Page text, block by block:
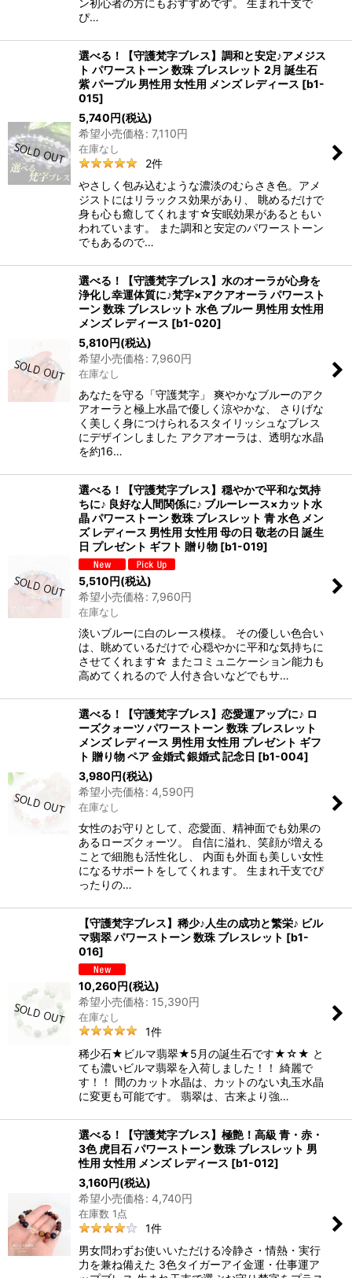
ン初心者の方にもおすすめです。 生まれ干支で
ぴ…
選べる！【守護梵字ブレス】調和と安定♪アメジス
ト パワーストーン 数珠 ブレスレット 2月 誕生石
紫 パープル 男性用 女性用 メンズ レディース [b1-
015]
5,740円(税込)
希望小売価格: 7,110円
在庫なし
2件
やさしく包み込むような濃淡のむらさき色。アメ
ジストにはリラックス効果があり、 眺めるだけで
身も心も癒してくれます☆安眠効果があるともい
われています。 また調和と安定のパワーストーン
でもあるので…
選べる！【守護梵字ブレス】水のオーラが心身を
浄化し幸運体質に♪梵字×アクアオーラ パワースト
ーン 数珠 ブレスレット 水色 ブルー 男性用 女性用
メンズ レディース [b1-020]
5,810円(税込)
希望小売価格: 7,960円
在庫なし
あなたを守る「守護梵字」 爽やかなブルーのアク
アオーラと極上水晶で優しく涼やかな、 さりげな
く美しく身につけられるスタイリッシュなブレス
にデザインしました アクアオーラは、透明な水晶
を約16…
選べる！【守護梵字ブレス】穏やかで平和な気持
ちに♪ 良好な人間関係に♪ ブルーレース×カット水
晶 パワーストーン 数珠 ブレスレット 青 水色 メン
ズ レディース 男性用 女性用 母の日 敬老の日 誕生
日 プレゼント ギフト 贈り物 [b1-019]
5,510円(税込)
希望小売価格: 7,960円
在庫なし
淡いブルーに白のレース模様。 その優しい色合い
は、眺めているだけで 心穏やかに平和な気持ちに
させてくれます☆ またコミュニケーション能力も
高めてくれるので 人付き合いなどでもサ…
選べる！【守護梵字ブレス】恋愛運アップに♪ ロ
ーズクォーツ パワーストーン 数珠 ブレスレット
メンズ レディース 男性用 女性用 プレゼント ギフ
ト 贈り物 ペア 金婚式 銀婚式 記念日 [b1-004]
3,980円(税込)
希望小売価格: 4,590円
在庫なし
女性のお守りとして、恋愛面、精神面でも効果の
あるローズクォーツ。 自信に溢れ、笑顔が増える
ことで細胞も活性化し、 内面も外面も美しい女性
になるサポートをしてくれます。 生まれ干支でぴ
ったりの…
【守護梵字ブレス】稀少♪人生の成功と繁栄♪ ビル
マ翡翠 パワーストーン 数珠 ブレスレット [b1-
016]
10,260円(税込)
希望小売価格: 15,390円
在庫なし
1件
稀少石★ビルマ翡翠★5月の誕生石です★☆★ と
ても濃いビルマ翡翠を入荷しました！！ 綺麗で
す！！ 間のカット水晶は、カットのない丸玉水晶
に変更も可能です。 翡翠は、古来より強…
選べる！【守護梵字ブレス】極艶！高級 青・赤・
3色 虎目石 パワーストーン 数珠 ブレスレット 男
性用 女性用 メンズ レディース [b1-012]
3,160円(税込)
希望小売価格: 4,740円
在庫数 1点
1件
男女問わずお使いいただける冷静さ・情熱・実行
力を兼ね備えた 3色タイガーアイ金運・仕事運ア